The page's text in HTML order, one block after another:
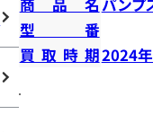
商品名パンプ
型番
買取時期2024